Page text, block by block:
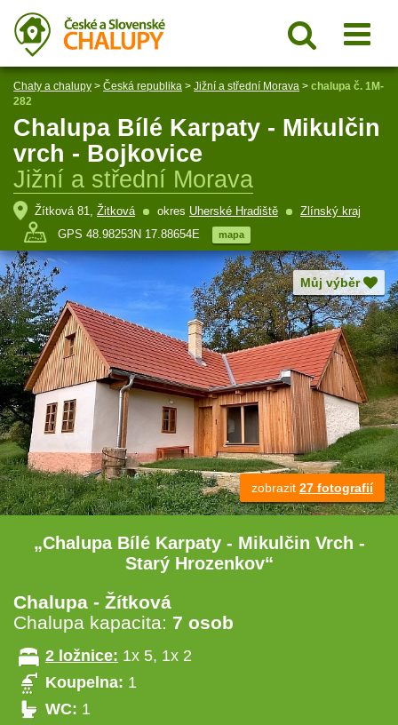
Chaty a chalupy > Česká republika > Jižní a střední Morava > chalupa č. 1M-
282
Chalupa Bílé Karpaty - Mikulčin
vrch - Bojkovice
Jižní a střední Morava
Žítková 81, Žitková okres Uherské Hradiště
Zlínský kraj
GPS 48.98253N 17.88654E
mapa
Můj výběr
zobrazit 27 fotografií
„Chalupa Bílé Karpaty - Mikulčin Vrch -
Starý Hrozenkov“
Chalupa - Žítková
Chalupa kapacita: 7 osob
2 ložnice: 1x 5, 1x 2
Koupelna: 1
WC: 1